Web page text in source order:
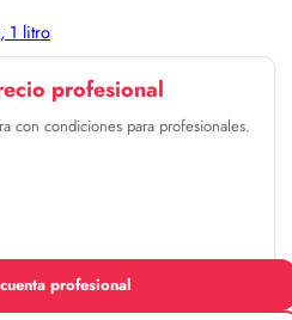
1 litro
profesional
con condiciones para profesionales.
profesional